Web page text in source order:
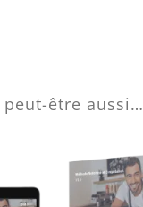
peut-être aussi…